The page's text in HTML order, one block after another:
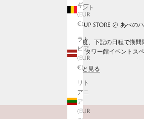
ギー
(EUR
€)
ラト
ビア
(EUR
€)
リト
アニ
ア
(EUR
イベント
POP-UP STORE @ あべの
この度、下記の日程で期
2階 タワー館イベントスペ
もっと見る